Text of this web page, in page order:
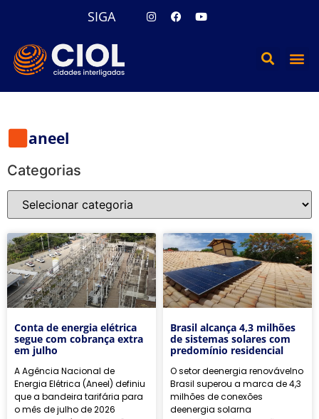
SIGA
aneel
Categorias
Conta de energia elétrica
segue com cobrança extra
em julho
A Agência Nacional de
Energia Elétrica (Aneel) definiu
que a bandeira tarifária para
o mês de julho de 2026
Brasil alcança 4,3 milhões
de sistemas solares com
predomínio residencial
O setor deenergia renovávelno
Brasil superou a marca de 4,3
milhões de conexões
deenergia solarna